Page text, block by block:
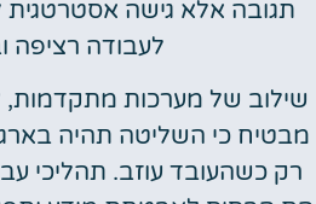
תגובה אלא גישה אסטרטגית
לעבודה רציפה
שילוב של מערכות מתקדמות,
מבטיח כי השליטה תהיה
רק כשהעובד עוזב. תהליכי